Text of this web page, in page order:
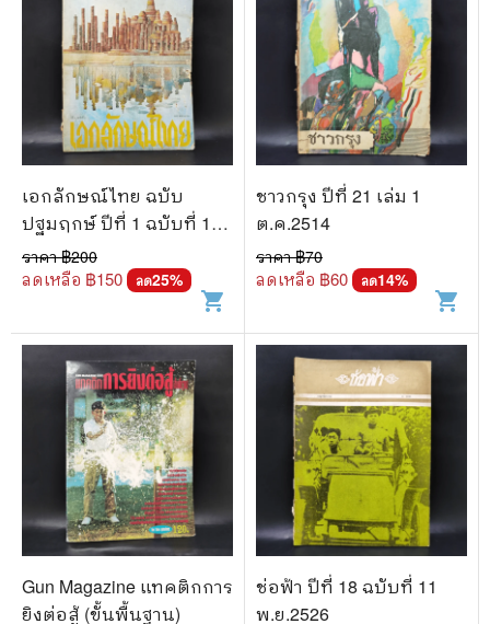
เอกลักษณ์ไทย ฉบับ
ปฐมฤกษ์ ปีที่ 1 ฉบับที่ 1
ม.ค.2520
ราคา ฿200
ลดเหลือ ฿150 ลด25%
shopping_cart
ชาวกรุง ปีที่ 21 เล่ม 1
ต.ค.2514
ราคา ฿70
ลดเหลือ ฿60 ลด14%
shopping_cart
Gun Magazine แทคติกการ
ยิงต่อสู้ (ขั้นพื้นฐาน)
ช่อฟ้า ปีที่ 18 ฉบับที่ 11
พ.ย.2526